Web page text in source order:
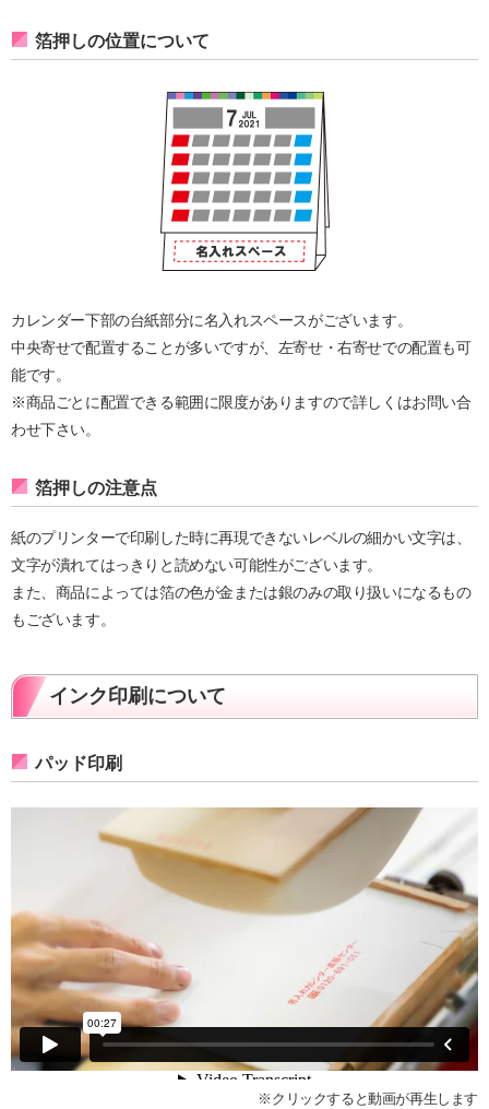
箔押しの位置について
カレンダー下部の台紙部分に名入れスペースがございます。
中央寄せで配置することが多いですが、左寄せ・右寄せでの配置も可
能です。
※商品ごとに配置できる範囲に限度がありますので詳しくはお問い合
わせ下さい。
箔押しの注意点
紙のプリンターで印刷した時に再現できないレベルの細かい文字は、
文字が潰れてはっきりと読めない可能性がございます。
また、商品によっては箔の色が金または銀のみの取り扱いになるもの
もございます。
インク印刷について
パッド印刷
※クリックすると動画が再生します